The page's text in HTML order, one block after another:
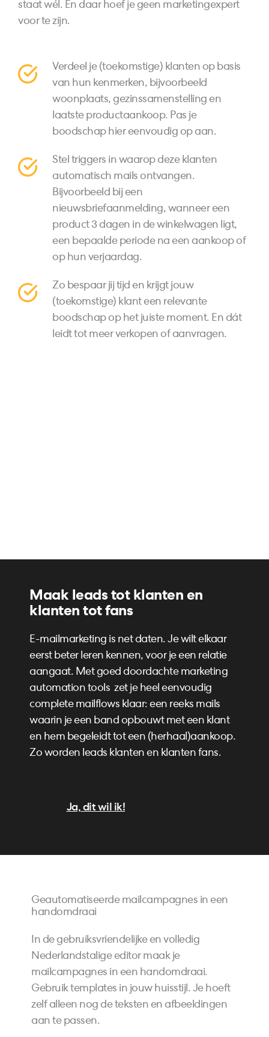
staat wél. En daar hoef je geen marketingexpert
voor te zijn.
Verdeel je (toekomstige) klanten op basis
van hun kenmerken, bijvoorbeeld
woonplaats, gezinssamenstelling en
laatste productaankoop. Pas je
boodschap hier eenvoudig op aan.
Stel triggers in waarop deze klanten
automatisch mails ontvangen.
Bijvoorbeeld bij een
nieuwsbriefaanmelding, wanneer een
product 3 dagen in de winkelwagen ligt,
een bepaalde periode na een aankoop of
op hun verjaardag.
Zo bespaar jij tijd en krijgt jouw
(toekomstige) klant een relevante
boodschap op het juiste moment. En dát
leidt tot meer verkopen of aanvragen.
Maak leads tot klanten en
klanten tot fans
E-mailmarketing is net daten. Je wilt elkaar
eerst beter leren kennen, voor je een relatie
aangaat. Met goed doordachte marketing
automation tools zet je heel eenvoudig
complete mailflows klaar: een reeks mails
waarin je een band opbouwt met een klant
en hem begeleidt tot een (herhaal)aankoop.
Zo worden leads klanten en klanten fans.
Ja, dit wil ik!
Geautomatiseerde mailcampagnes in een
handomdraai
In de gebruiksvriendelijke en volledig
Nederlandstalige editor maak je
mailcampagnes in een handomdraai.
Gebruik templates in jouw huisstijl. Je hoeft
zelf alleen nog de teksten en afbeeldingen
aan te passen.